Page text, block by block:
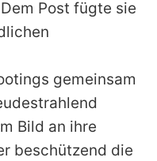
Dem Post fügte sie
gemeinsam
Bild an ihre
beschützend die